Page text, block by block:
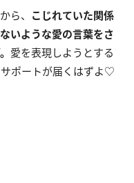
ら、 こじれていた関係
いような愛の言葉をさ
愛を表現しようとする
ポートが届くはずよ♡